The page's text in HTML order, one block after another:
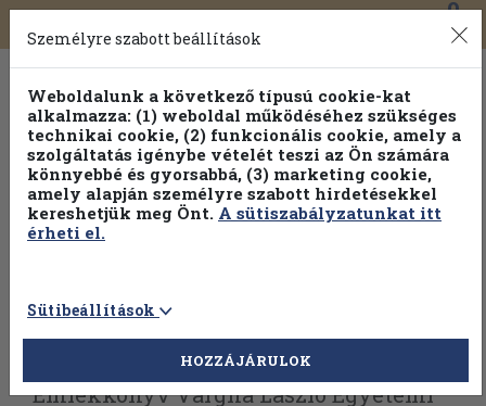
Toggle
navigation
0
Vissza az előző oldalra Válasszon példányt
Emlékkönyv Vargha László Egyetemi
Személyre szabott beállítások
Weboldalunk a következő típusú cookie-kat
alkalmazza: (1) weboldal működéséhez szükséges
technikai cookie, (2) funkcionális cookie, amely a
szolgáltatás igénybe vételét teszi az Ön számára
könnyebbé és gyorsabbá, (3) marketing cookie,
amely alapján személyre szabott hirdetésekkel
kereshetjük meg Önt. A sütiszabályzatunkat itt
érheti el.
Sütibeállítások
HOZZÁJÁRULOK